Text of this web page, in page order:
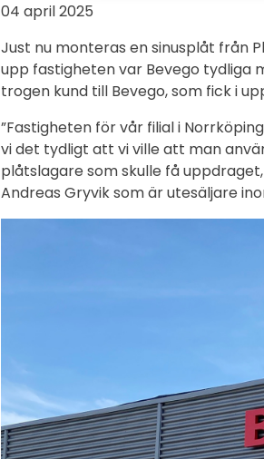
04 april 2025
Just nu monteras en sinusplåt från
upp fastigheten var Bevego tydliga
trogen kund till Bevego, som fick i
”Fastigheten för vår filial i
vi det tydligt att vi ville att man
plåtslagare som skulle få
Andreas Gryvik som är utesäljare